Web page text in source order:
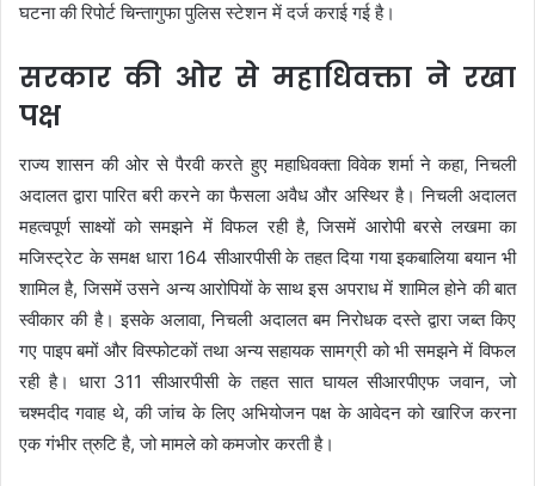
घटना की रिपोर्ट चिन्तागुफा पुलिस स्टेशन में दर्ज कराई गई है।
सरकार की ओर से महाधिवक्ता ने रखा
पक्ष
राज्य शासन की ओर से पैरवी करते हुए महाधिवक्ता विवेक शर्मा ने कहा, निचली
अदालत द्वारा पारित बरी करने का फैसला अवैध और अस्थिर है। निचली अदालत
महत्वपूर्ण साक्ष्यों को समझने में विफल रही है, जिसमें आरोपी बरसे लखमा का
मजिस्ट्रेट के समक्ष धारा 164 सीआरपीसी के तहत दिया गया इकबालिया बयान भी
शामिल है, जिसमें उसने अन्य आरोपियों के साथ इस अपराध में शामिल होने की बात
स्वीकार की है। इसके अलावा, निचली अदालत बम निरोधक दस्ते द्वारा जब्त किए
गए पाइप बमों और विस्फोटकों तथा अन्य सहायक सामग्री को भी समझने में विफल
रही है। धारा 311 सीआरपीसी के तहत सात घायल सीआरपीएफ जवान, जो
चश्मदीद गवाह थे, की जांच के लिए अभियोजन पक्ष के आवेदन को खारिज करना
एक गंभीर त्रुटि है, जो मामले को कमजोर करती है।